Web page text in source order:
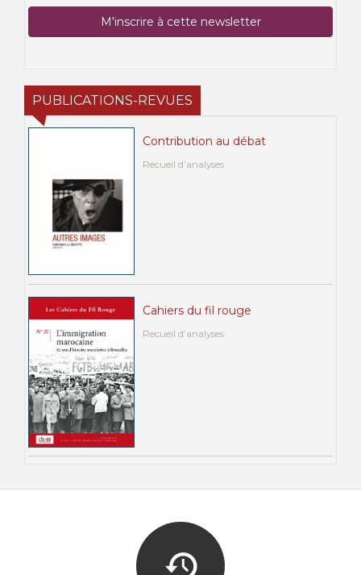
PUBLICATIONS-REVUES
Contribution au débat
Recueil d’analyses
Cahiers du fil rouge
Recueil d’analyses